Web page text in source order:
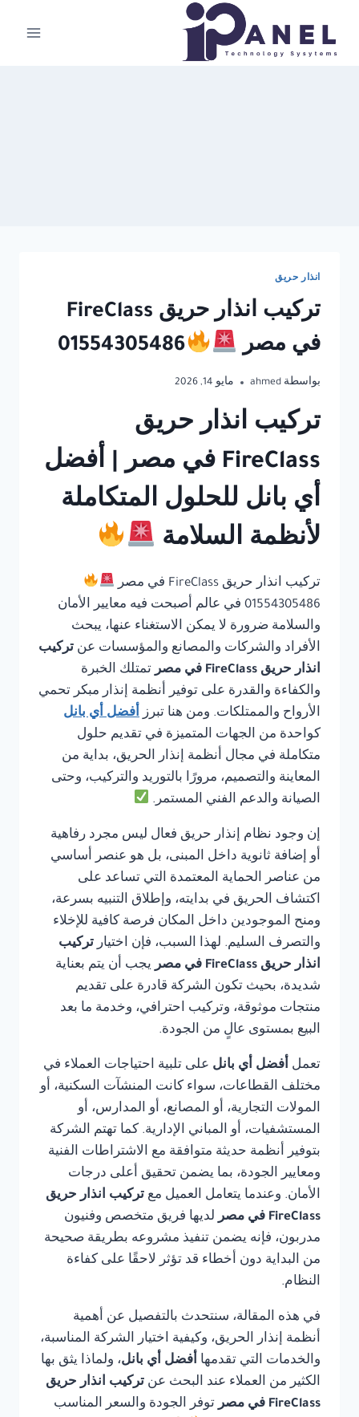
المحتوى
انذار حريق
تركيب انذار حريق FireClass
في مصر
01554305486
بواسطة ahmed مايو 14, 2026
تركيب انذار حريق
FireClass في مصر | أفضل
أي بانل للحلول المتكاملة
لأنظمة السلامة
تركيب انذار حريق FireClass في مصر
01554305486 في عالم أصبحت فيه معايير الأمان
والسلامة ضرورة لا يمكن الاستغناء عنها، يبحث
الأفراد والشركات والمصانع والمؤسسات عن تركيب
انذار حريق FireClass في مصر
تمتلك الخبرة
والكفاءة والقدرة على توفير أنظمة إنذار مبكر تحمي
الأرواح والممتلكات. ومن هنا تبرز أفضل أي بانل
كواحدة من الجهات المتميزة في تقديم حلول
متكاملة في مجال أنظمة إنذار الحريق، بداية من
المعاينة والتصميم، مرورًا بالتوريد والتركيب، وحتى
الصيانة والدعم الفني المستمر.
إن وجود نظام إنذار حريق فعال ليس مجرد رفاهية
أو إضافة ثانوية داخل المبنى، بل هو عنصر أساسي
من عناصر الحماية المعتمدة التي تساعد على
اكتشاف الحريق في بدايته، وإطلاق التنبيه بسرعة،
ومنح الموجودين داخل المكان فرصة كافية للإخلاء
والتصرف السليم. لهذا السبب، فإن اختيار تركيب
انذار حريق FireClass في مصر
يجب أن يتم بعناية
شديدة، بحيث تكون الشركة قادرة على تقديم
منتجات موثوقة، وتركيب احترافي، وخدمة ما بعد
البيع بمستوى عالٍ من الجودة.
تعمل أفضل أي بانل على تلبية احتياجات العملاء في
مختلف القطاعات، سواء كانت المنشآت السكنية، أو
المولات التجارية، أو المصانع، أو المدارس، أو
المستشفيات، أو المباني الإدارية. كما تهتم الشركة
بتوفير أنظمة حديثة متوافقة مع الاشتراطات الفنية
ومعايير الجودة، بما يضمن تحقيق أعلى درجات
الأمان. وعندما يتعامل العميل مع تركيب انذار حريق
FireClass في مصر
لديها فريق متخصص وفنيون
مدربون، فإنه يضمن تنفيذ مشروعه بطريقة صحيحة
من البداية دون أخطاء قد تؤثر لاحقًا على كفاءة
النظام.
في هذه المقالة، سنتحدث بالتفصيل عن أهمية
أنظمة إنذار الحريق، وكيفية اختيار الشركة المناسبة،
والخدمات التي تقدمها أفضل أي بانل، ولماذا يثق بها
الكثير من العملاء عند البحث عن تركيب انذار حريق
FireClass في مصر
توفر الجودة والسعر المناسب